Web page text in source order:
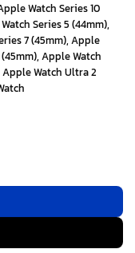
Watch Series 10
Series 5 (44mm),
7 (45mm), Apple
, Apple Watch
Apple Watch Ultra 2
44/45/46/49mm - สี